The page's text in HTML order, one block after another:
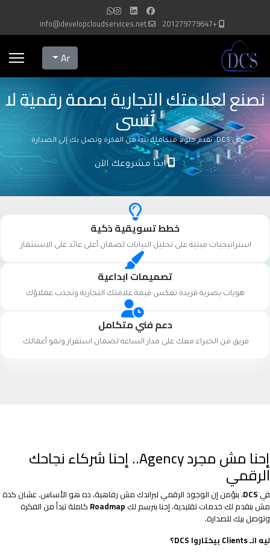
+201279779647
info@developcloudservices.net
Select your language
Ar
نصنع لعلامتك التجارية بصمة رقمية لا
تُنسى
في DCS، نقدم حلولاً متكاملة تبدأ من الفكرة وتصل بك إلى الصدارة.
ابدأ مشروعك الآن
خطط تسويقية ذكية
استراتيجيات مبنية على تحليل البيانات لضمان أعلى عائد على الاستثمار.
تصميمات ابداعية
هويات بصرية فريدة تعكس قيمة علامتك التجارية وتجذب عملاؤك
دعم فني متكامل
فريق من الخبراء معك على مدار الساعة لضمان استقرار ونمو أعمالك.
إحنا مش مجرد Agency.. إحنا شركاء نجاحك
الرقمي
في DCS، بنؤمن إن الوجود الرقمي لبراندك مش رفاهية، ده هو الأساس. عشان كدة
مش بنقدم لك خدمات تقليدية، إحنا بنرسم لك Roadmap كاملة تبدأ من الفكرة
وتوصل بيك للصدارة.
ليه الـ Clients بيختاروا DCS؟